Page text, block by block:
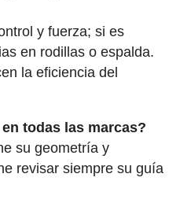
y fuerza; si es
en rodillas o espalda.
la eficiencia del
todas las marcas?
su geometría y
revisar siempre su guía